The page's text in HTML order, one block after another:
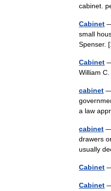
cabinet.
Cabinet
small
Spenser.
Cabinet
William
cabinet —
a law
cabinet —
drawers
usually
Cabinet
Cabinet